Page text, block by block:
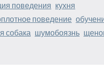
поведения кухня
поведение
собака шумобоязнь